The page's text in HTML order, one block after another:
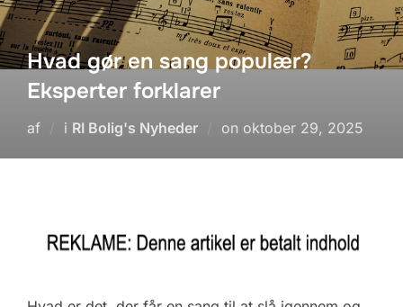
Hvad gør en sang populær?
Eksperter forklarer
af i RI Bolig's Nyheder on Udgivet
oktober 29, 2025